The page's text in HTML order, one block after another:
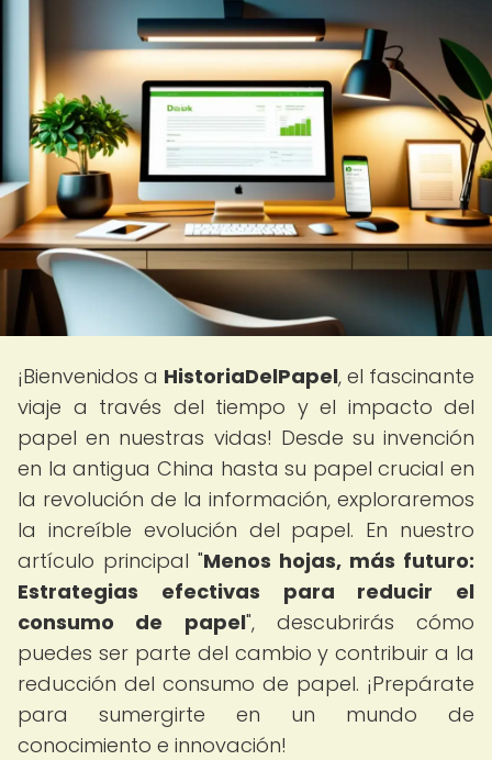
¡Bienvenidos a HistoriaDelPapel, el fascinante
viaje a través del tiempo y el impacto del
papel en nuestras vidas! Desde su invención
en la antigua China hasta su papel crucial en
la revolución de la información, exploraremos
la increíble evolución del papel. En nuestro
artículo principal "Menos hojas, más futuro:
Estrategias efectivas para reducir el
consumo de papel", descubrirás cómo
puedes ser parte del cambio y contribuir a la
reducción del consumo de papel. ¡Prepárate
para sumergirte en un mundo de
conocimiento e innovación!